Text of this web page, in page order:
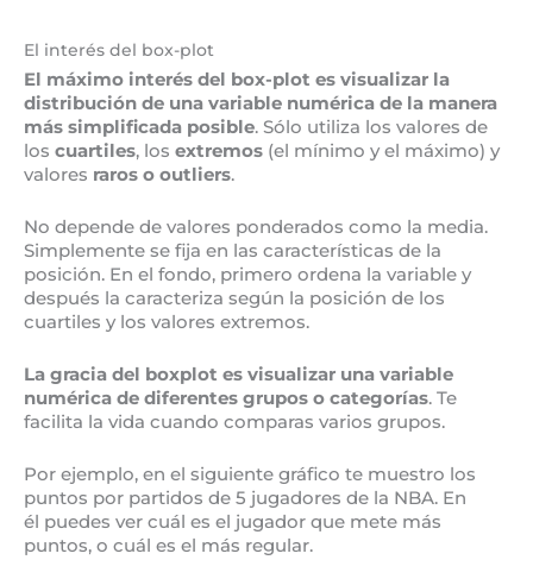
El interés del box-plot
El máximo interés del box-plot es visualizar la
distribución de una variable numérica de la manera
más simplificada posible. Sólo utiliza los valores de
los cuartiles, los extremos (el mínimo y el máximo) y
valores raros o outliers.
No depende de valores ponderados como la media.
Simplemente se fija en las características de la
posición. En el fondo, primero ordena la variable y
después la caracteriza según la posición de los
cuartiles y los valores extremos.
La gracia del boxplot es visualizar una variable
numérica de diferentes grupos o categorías. Te
facilita la vida cuando comparas varios grupos.
Por ejemplo, en el siguiente gráfico te muestro los
puntos por partidos de 5 jugadores de la NBA. En
él puedes ver cuál es el jugador que mete más
puntos, o cuál es el más regular.